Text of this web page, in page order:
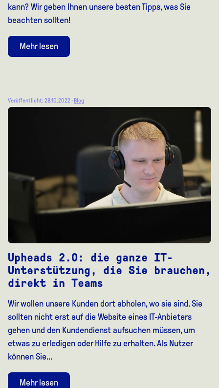
kann? Wir geben Ihnen unsere besten Tipps, was Sie
beachten sollten!
Mehr lesen
Veröffentlicht: 28.10.2022 - Blog
Upheads 2.0: die ganze IT-
Unterstützung, die Sie brauchen,
direkt in Teams
Wir wollen unsere Kunden dort abholen, wo sie sind. Sie
sollten nicht erst auf die Website eines IT-Anbieters
gehen und den Kundendienst aufsuchen müssen, um
etwas zu erledigen oder Hilfe zu erhalten. Als Nutzer
können Sie...
Mehr lesen